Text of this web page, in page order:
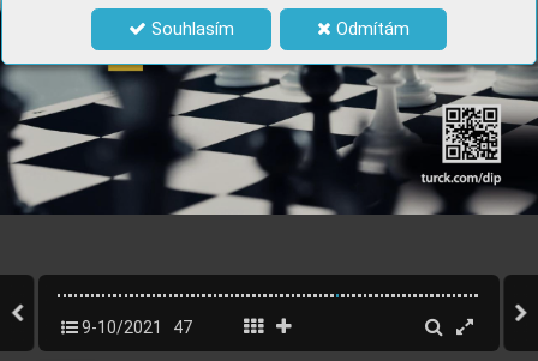
Souhlasím Odmítám
9-10/2021 47